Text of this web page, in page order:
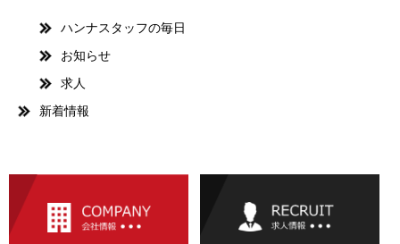
ハンナスタッフの毎日
お知らせ
求人
新着情報